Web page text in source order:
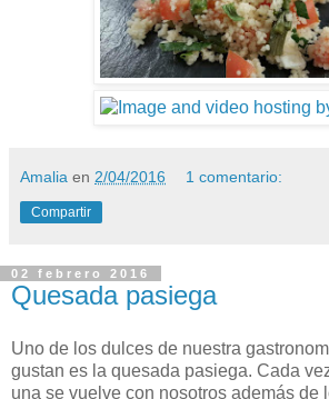
Amalia en 2/04/2016 1 comentario:
Compartir
02 febrero 2016
Quesada pasiega
Uno de los dulces de nuestra
gustan es la quesada pasiega. Cada
una se vuelve con nosotros además de